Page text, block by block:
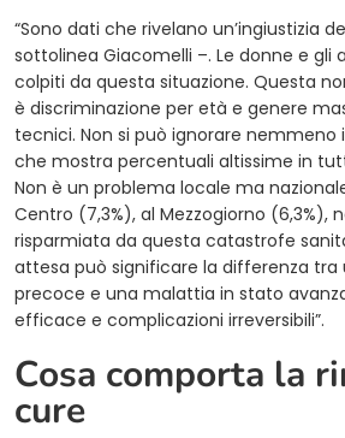
“Sono dati che rivelano un’ingiustizia
sottolinea Giacomelli –. Le donne e gli
colpiti da questa situazione. Questa
è discriminazione per età e genere
tecnici. Non si può ignorare nemmeno
che mostra percentuali altissime in
Non è un problema locale ma
Centro (7,3%), al Mezzogiorno (6,3%),
risparmiata da questa catastrofe
attesa può significare la differenza tra
precoce e una malattia in stato
efficace e complicazioni irreversibili”.
Cosa comporta la
cure